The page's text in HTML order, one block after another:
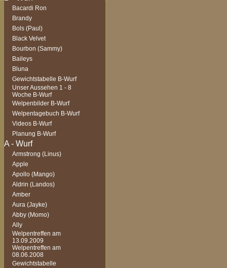
Bacardi Ron
Brandy
Bols (Paul)
Black Velvet
Bourbon (Sammy)
Baileys
Bluna
Gewichtstabelle B-Wurf
Unser Aussehen 1 - 8
Woche B-Wurf
Welpenbilder B-Wurf
Welpentagebuch B-Wurf
Videos B-Wurf
Planung B-Wurf
Armstrong (Linus)
Apple
Apollo (Mango)
Aldrin (Landos)
Amber
Aura (Jayke)
Abby (Momo)
Ally
Welpentreffen am
13.09.2009
Welpentreffen am
08.06.2008
Gewichtstabelle